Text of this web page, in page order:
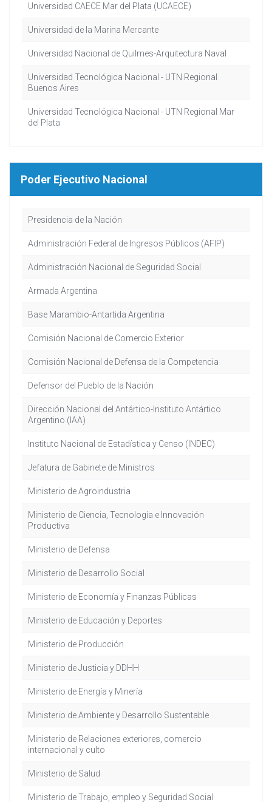
Universidad CAECE Mar del Plata (UCAECE)
Universidad de la Marina Mercante
Universidad Nacional de Quilmes-Arquitectura Naval
Universidad Tecnológica Nacional - UTN Regional
Buenos Aires
Universidad Tecnológica Nacional - UTN Regional Mar
del Plata
Poder Ejecutivo Nacional
Presidencia de la Nación
Administración Federal de Ingresos Públicos (AFIP)
Administración Nacional de Seguridad Social
Armada Argentina
Base Marambio-Antartida Argentina
Comisión Nacional de Comercio Exterior
Comisión Nacional de Defensa de la Competencia
Defensor del Pueblo de la Nación
Dirección Nacional del Antártico-Instituto Antártico
Argentino (IAA)
Instituto Nacional de Estadística y Censo (INDEC)
Jefatura de Gabinete de Ministros
Ministerio de Agroindustria
Ministerio de Ciencia, Tecnología e Innovación
Productiva
Ministerio de Defensa
Ministerio de Desarrollo Social
Ministerio de Economía y Finanzas Públicas
Ministerio de Educación y Deportes
Ministerio de Producción
Ministerio de Justicia y DDHH
Ministerio de Energía y Minería
Ministerio de Ambiente y Desarrollo Sustentable
Ministerio de Relaciones exteriores, comercio
internacional y culto
Ministerio de Salud
Ministerio de Trabajo, empleo y Seguridad Social